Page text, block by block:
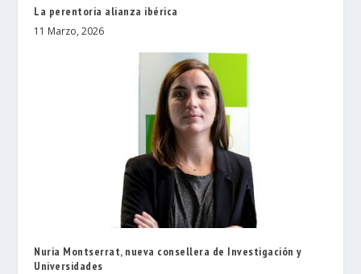
La perentoria alianza ibérica
11 Marzo, 2026
Nuria Montserrat, nueva consellera de Investigación y
Universidades